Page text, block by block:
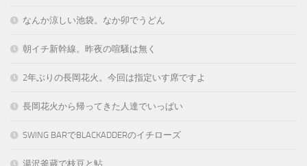
なんか涼しい池袋。なか卯でうどん
朝イチ新幹線。昨夜の喧騒は無く
2年ぶりの長岡花火。今回は指定いす席ですよ
長岡花火から帰ってきた人達でいっぱい
SWING BARでBLACKADDERのイチローズ
湯沢釜蔵で枝豆と鮎